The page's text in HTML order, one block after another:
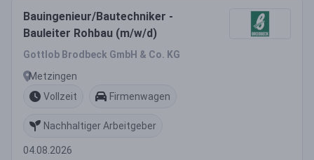
Bauingenieur/Bautechniker -
Bauleiter Rohbau (m/w/d)
Gottlob Brodbeck GmbH & Co. KG
Metzingen
Vollzeit
Firmenwagen
Nachhaltiger Arbeitgeber
04.08.2026